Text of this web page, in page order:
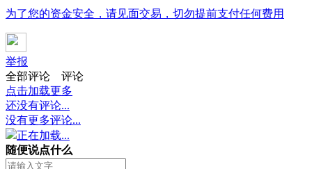
为了您的资金安全，请见面交易，切勿提前支付任何费用
举报
全部评论
评论
点击加载更多
还没有评论...
没有更多评论...
正在加载...
随便说点什么